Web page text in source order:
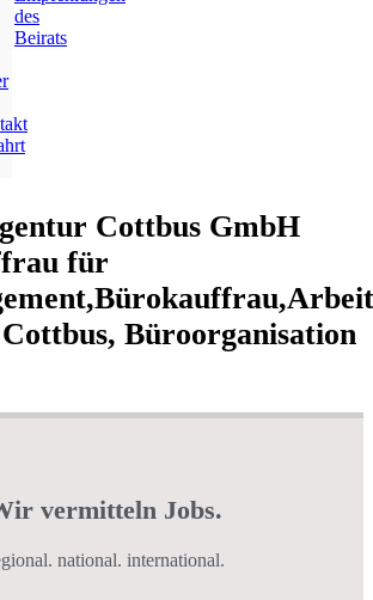
des
Beirats
Cottbus GmbH
für
Büroorganisation
vermitteln Jobs.
national. international.